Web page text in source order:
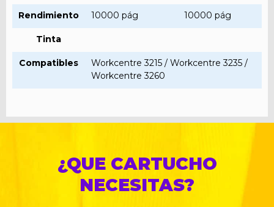
Rendimiento 10000 pág 10000 pág
Tinta
Compatibles
Workcentre 3215 / Workcentre 3235 /
Workcentre 3260
¿QUE CARTUCHO
NECESITAS?